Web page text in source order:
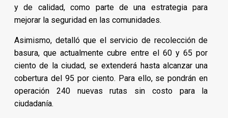
y de calidad, como parte de una estrategia para
mejorar la seguridad en las comunidades.
Asimismo, detalló que el servicio de recolección de
basura, que actualmente cubre entre el 60 y 65 por
ciento de la ciudad, se extenderá hasta alcanzar una
cobertura del 95 por ciento. Para ello, se pondrán en
operación 240 nuevas rutas sin costo para la
ciudadanía.